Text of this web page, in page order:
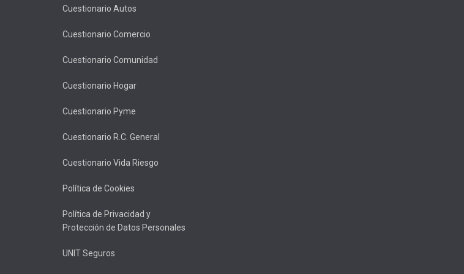
Cuestionario Autos
Cuestionario Comercio
Cuestionario Comunidad
Cuestionario Hogar
Cuestionario Pyme
Cuestionario R.C. General
Cuestionario Vida Riesgo
Política de Cookies
Política de Privacidad y
Protección de Datos Personales
UNIT Seguros